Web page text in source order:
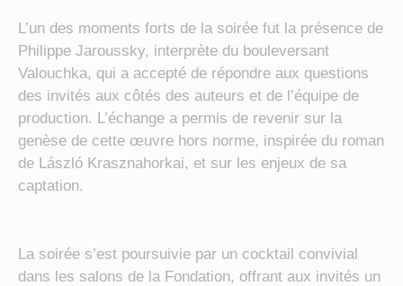
L’un des moments forts de la soirée fut la présence de
Philippe Jaroussky, interprète du bouleversant
Valouchka, qui a accepté de répondre aux questions
des invités aux côtés des auteurs et de l’équipe de
production. L’échange a permis de revenir sur la
genèse de cette œuvre hors norme, inspirée du roman
de László Krasznahorkai, et sur les enjeux de sa
captation.
La soirée s’est poursuivie par un cocktail convivial
dans les salons de la Fondation, offrant aux invités un